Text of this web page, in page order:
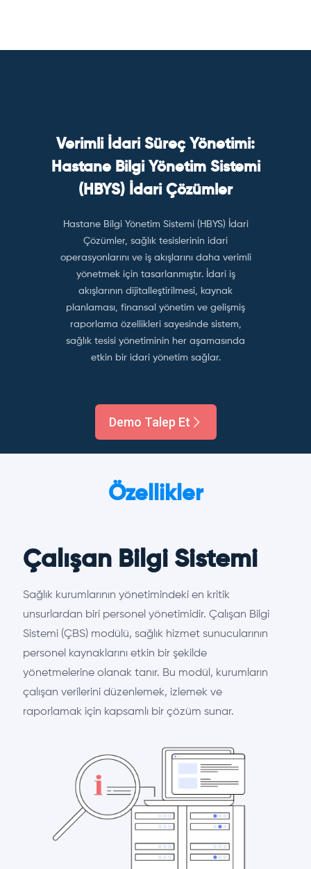
Verimli İdari Süreç Yönetimi:
Hastane Bilgi Yönetim Sistemi
(HBYS) İdari Çözümler
Hastane Bilgi Yönetim Sistemi (HBYS) İdari
Çözümler, sağlık tesislerinin idari
operasyonlarını ve iş akışlarını daha verimli
yönetmek için tasarlanmıştır. İdari iş
akışlarının dijitalleştirilmesi, kaynak
planlaması, finansal yönetim ve gelişmiş
raporlama özellikleri sayesinde sistem,
sağlık tesisi yönetiminin her aşamasında
etkin bir idari yönetim sağlar.
Demo Talep Et
Özellikler
Çalışan Bilgi Sistemi
Sağlık kurumlarının yönetimindeki en kritik
unsurlardan biri personel yönetimidir. Çalışan Bilgi
Sistemi (ÇBS) modülü, sağlık hizmet sunucularının
personel kaynaklarını etkin bir şekilde
yönetmelerine olanak tanır. Bu modül, kurumların
çalışan verilerini düzenlemek, izlemek ve
raporlamak için kapsamlı bir çözüm sunar.